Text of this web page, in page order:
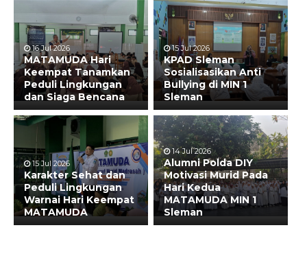
16 Jul 2026
MATAMUDA Hari
Keempat Tanamkan
Peduli Lingkungan
dan Siaga Bencana
15 Jul 2026
KPAD Sleman
Sosialisasikan Anti
Bullying di MIN 1
Sleman
15 Jul 2026
Karakter Sehat dan
Peduli Lingkungan
Warnai Hari Keempat
MATAMUDA
14 Jul 2026
Alumni Polda DIY
Motivasi Murid Pada
Hari Kedua
MATAMUDA MIN 1
Sleman